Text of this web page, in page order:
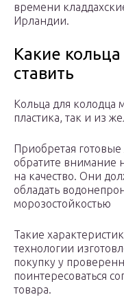
времени
Ирландии.
Какие
ставить
Кольца для колодца
пластика, так и из
Приобретая
обратите внимание
на качество. Они
обладать
морозостойкостью
Такие
технологии
покупку у
поинтересоваться
товара.